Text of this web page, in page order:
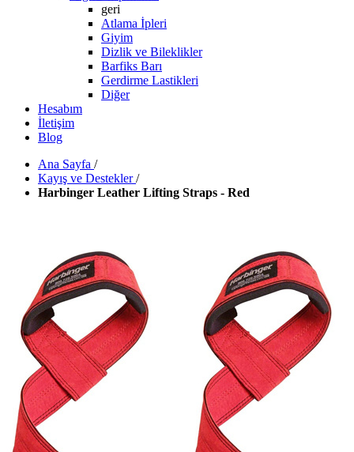
geri
Atlama İpleri
Giyim
Dizlik ve Bileklikler
Barfiks Barı
Gerdirme Lastikleri
Diğer
Hesabım
İletişim
Blog
Ana Sayfa /
Kayış ve Destekler /
Harbinger Leather Lifting Straps - Red